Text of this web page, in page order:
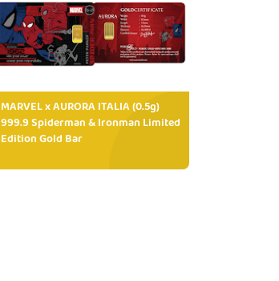
MARVEL x AURORA ITALIA (0.5g)
999.9 Spiderman & Ironman Limited
Edition Gold Bar